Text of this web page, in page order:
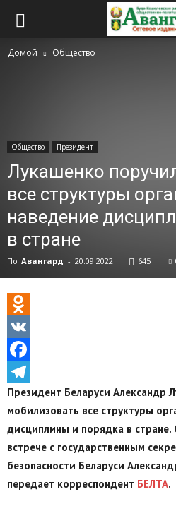
Домой Общество
Общество Президент
Лукашенко
все структуры
наведение
в стране
По Авангард - 20.09.2022 645
Odnoklassniki
VK
Facebook
Telegram
Президент Беларуси Александр
мобилизовать все структуры
дисциплины и порядка в стране.
встрече с государственным
безопасности Беларуси
передает корреспондент БЕЛТА.